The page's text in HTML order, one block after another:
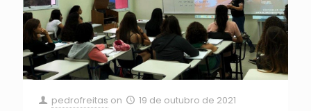
pedrofreitas on
19 de outubro de 2021